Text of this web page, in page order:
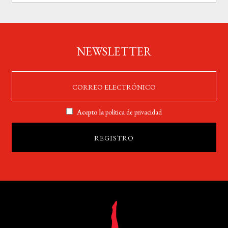
NEWSLETTER
Acepto lapolítica de privacidad